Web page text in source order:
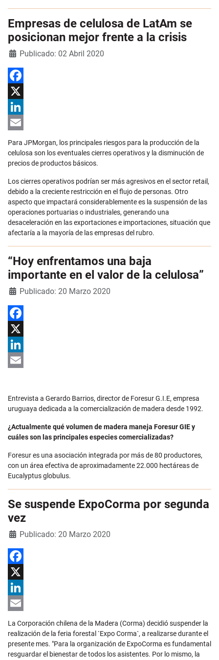
Empresas de celulosa de LatAm se
posicionan mejor frente a la crisis
DetallesPublicado: 02 Abril 2020
Facebook
X
LinkedIn
Para JPMorgan, los principales riesgos para la producción de la
celulosa son los eventuales cierres operativos y la disminución de
precios de productos básicos.
Los cierres operativos podrían ser más agresivos en el sector retail,
debido a la creciente restricción en el flujo de personas. Otro
aspecto que impactará considerablemente es la suspensión de las
operaciones portuarias o industriales, generando una
desaceleración en las exportaciones e importaciones, situación que
afectaría a la mayoría de las empresas del rubro.
“Hoy enfrentamos una baja
importante en el valor de la celulosa”
DetallesPublicado: 20 Marzo 2020
Facebook
X
LinkedIn
Entrevista a Gerardo Barrios, director de Foresur G.I.E, empresa
uruguaya dedicada a la comercialización de madera desde 1992.
¿Actualmente qué volumen de madera maneja Foresur GIE y
cuáles son las principales especies comercializadas?
Foresur es una asociación integrada por más de 80 productores,
con un área efectiva de aproximadamente 22.000 hectáreas de
Eucalyptus globulus.
Se suspende ExpoCorma por segunda
vez
DetallesPublicado: 20 Marzo 2020
Facebook
X
LinkedIn
La Corporación chilena de la Madera (Corma) decidió suspender la
realización de la feria forestal `Expo Corma`, a realizarse durante el
presente mes. "Para la organización de ExpoCorma es fundamental
resguardar el bienestar de todos los asistentes. Por lo mismo, la